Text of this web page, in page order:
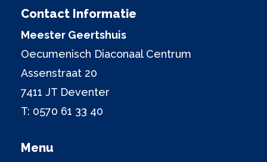
Contact Informatie
Meester Geertshuis
Oecumenisch Diaconaal Centrum
Assenstraat 20
7411 JT Deventer
T: 0570 61 33 40
Menu